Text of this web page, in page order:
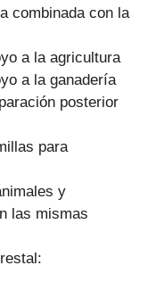
combinada con la
a la agricultura
a la ganadería
posterior
para
y
las mismas